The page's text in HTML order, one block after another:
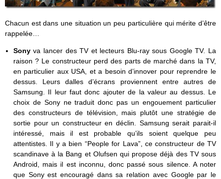
Chacun est dans une situation un peu particulière qui mérite d’être
rappelée…
Sonyva lancer des TV et lecteurs Blu-ray sous Google TV. La
raison ? Le constructeur perd des parts de marché dans la TV,
en particulier aux USA, et a besoin d’innover pour reprendre le
dessus. Leurs dalles d’écrans proviennent entre autres de
Samsung. Il leur faut donc ajouter de la valeur au dessus. Le
choix de Sony ne traduit donc pas un engouement particulier
des constructeurs de télévision, mais plutôt une stratégie de
sortie pour un constructeur en déclin. Samsung serait parait-il
intéressé, mais il est probable qu’ils soient quelque peu
attentistes. Il y a bien “People for Lava”, ce constructeur de TV
scandinave à la Bang et Olufsen qui propose déjà des TV sous
Android, mais il est inconnu, donc passé sous silence. A noter
que Sony est encouragé dans sa relation avec Google par le